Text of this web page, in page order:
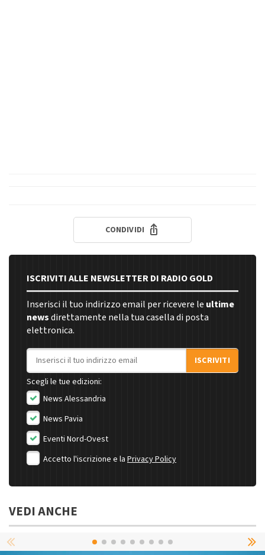
CONDIVIDI
ISCRIVITI ALLE NEWSLETTER DI RADIO GOLD
Inserisci il tuo indirizzo email per ricevere le ultime
newsdirettamente nella tua casella di posta
elettronica.
Indirizzo email
ISCRIVITI
Scegli le tue edizioni:
News Alessandria
News Pavia
Eventi Nord-Ovest
Accetto l'iscrizione e la Privacy Policy
VEDI ANCHE